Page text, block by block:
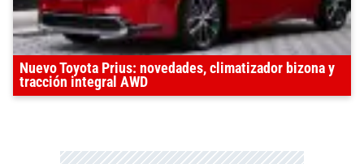
Nuevo Toyota Prius: novedades, climatizador bizona y
tracción integral AWD